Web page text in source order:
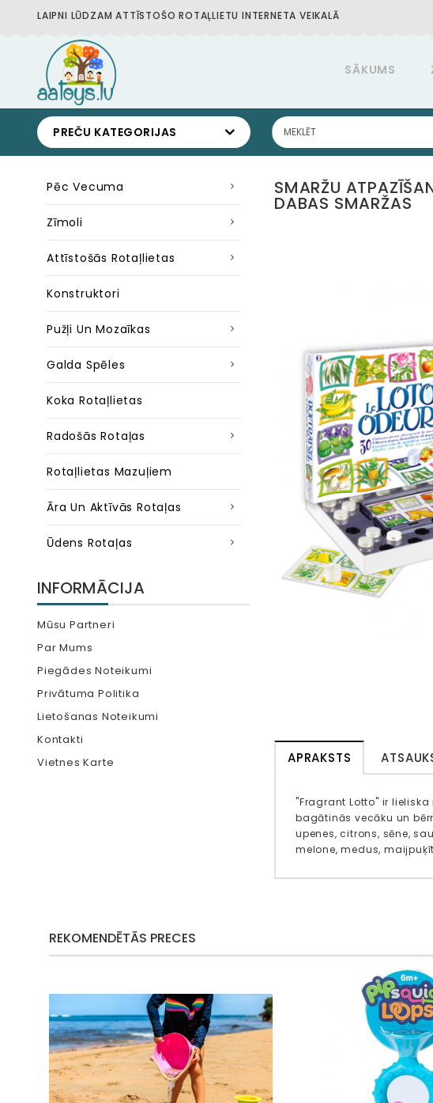
LAIPNI LŪDZAM ATTĪSTOŠO ROTAĻLIETU INTERNETA VEIKALĀ
SĀKUMS
PREČU KATEGORIJAS
Pēc Vecuma
Zīmoli
Attīstošās Rotaļlietas
Konstruktori
Pužļi Un Mozaīkas
Galda Spēles
Koka Rotaļlietas
Radošās Rotaļas
Rotaļlietas Mazuļiem
Āra Un Aktīvās Rotaļas
Ūdens Rotaļas
INFORMĀCIJA
Mūsu Partneri
Par Mums
Piegādes Noteikumi
Privātuma Politika
Lietošanas Noteikumi
Kontakti
Vietnes Karte
SMARŽU
DABAS SMARŽAS
APRAKSTS
"Fragrant Lotto" ir
bagātinās vecāku un
upenes, citrons, sēne,
melone, medus,
REKOMENDĒTĀS PRECES